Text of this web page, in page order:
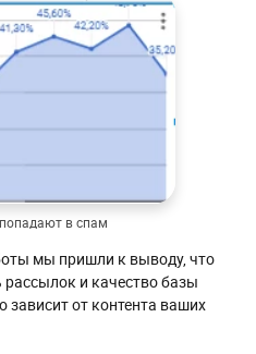
в спам
мы пришли к выводу, что
рассылок и качество базы
от контента ваших